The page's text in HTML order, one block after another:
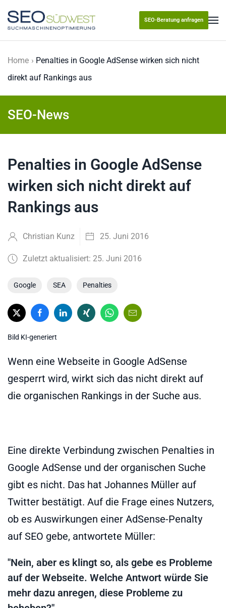
Skip to main content
SEO-Beratung anfragen
Home
Penalties in Google AdSense wirken sich nicht
direkt auf Rankings aus
SEO-News
Penalties in Google AdSense
wirken sich nicht direkt auf
Rankings aus
Christian Kunz 25. Juni 2016
Zuletzt aktualisiert: 25. Juni 2016
Google SEA Penalties
Bild KI-generiert
Wenn eine Webseite in Google AdSense
gesperrt wird, wirkt sich das nicht direkt auf
die organischen Rankings in der Suche aus.
Eine direkte Verbindung zwischen Penalties in
Google AdSense und der organischen Suche
gibt es nicht. Das hat Johannes Müller auf
Twitter bestätigt. Auf die Frage eines Nutzers,
ob es Auswirkungen einer AdSense-Penalty
auf SEO gebe, antwortete Müller:
"Nein, aber es klingt so, als gebe es Probleme
auf der Webseite. Welche Antwort würde Sie
mehr dazu anregen, diese Probleme zu